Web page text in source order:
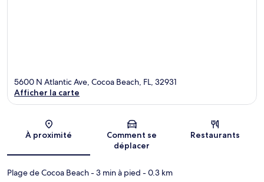
Carte
5600 N Atlantic Ave, Cocoa Beach, FL, 32931
Afficher la carte
À proximité
Comment se
déplacer
Restaurants
Plage de Cocoa Beach- 3 min à pied - 0.3 km